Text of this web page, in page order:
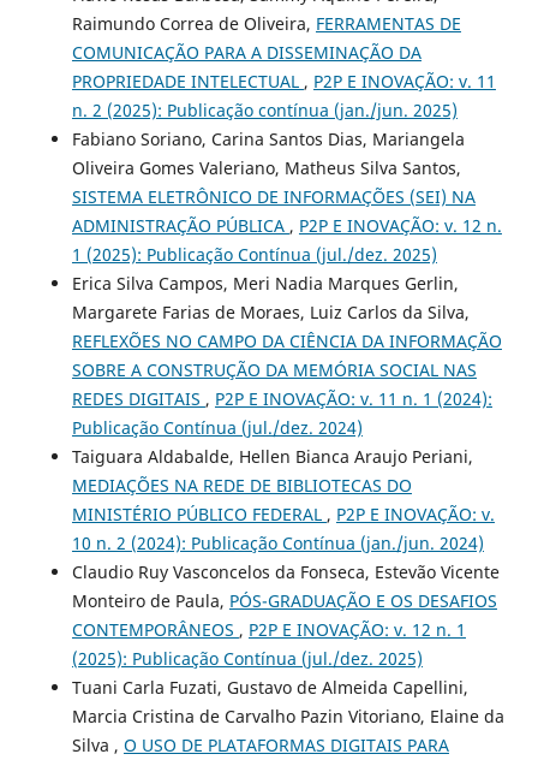
Raimundo Correa de Oliveira, FERRAMENTAS DE
COMUNICAÇÃO PARA A DISSEMINAÇÃO DA
PROPRIEDADE INTELECTUAL , P2P E INOVAÇÃO: v. 11
n. 2 (2025): Publicação contínua (jan./jun. 2025)
Fabiano Soriano, Carina Santos Dias, Mariangela
Oliveira Gomes Valeriano, Matheus Silva Santos,
SISTEMA ELETRÔNICO DE INFORMAÇÕES (SEI) NA
ADMINISTRAÇÃO PÚBLICA , P2P E INOVAÇÃO: v. 12 n.
1 (2025): Publicação Contínua (jul./dez. 2025)
Erica Silva Campos, Meri Nadia Marques Gerlin,
Margarete Farias de Moraes, Luiz Carlos da Silva,
REFLEXÕES NO CAMPO DA CIÊNCIA DA INFORMAÇÃO
SOBRE A CONSTRUÇÃO DA MEMÓRIA SOCIAL NAS
REDES DIGITAIS , P2P E INOVAÇÃO: v. 11 n. 1 (2024):
Publicação Contínua (jul./dez. 2024)
Taiguara Aldabalde, Hellen Bianca Araujo Periani,
MEDIAÇÕES NA REDE DE BIBLIOTECAS DO
MINISTÉRIO PÚBLICO FEDERAL , P2P E INOVAÇÃO: v.
10 n. 2 (2024): Publicação Contínua (jan./jun. 2024)
Claudio Ruy Vasconcelos da Fonseca, Estevão Vicente
Monteiro de Paula, PÓS-GRADUAÇÃO E OS DESAFIOS
CONTEMPORÂNEOS , P2P E INOVAÇÃO: v. 12 n. 1
(2025): Publicação Contínua (jul./dez. 2025)
Tuani Carla Fuzati, Gustavo de Almeida Capellini,
Marcia Cristina de Carvalho Pazin Vitoriano, Elaine da
Silva , O USO DE PLATAFORMAS DIGITAIS PARA